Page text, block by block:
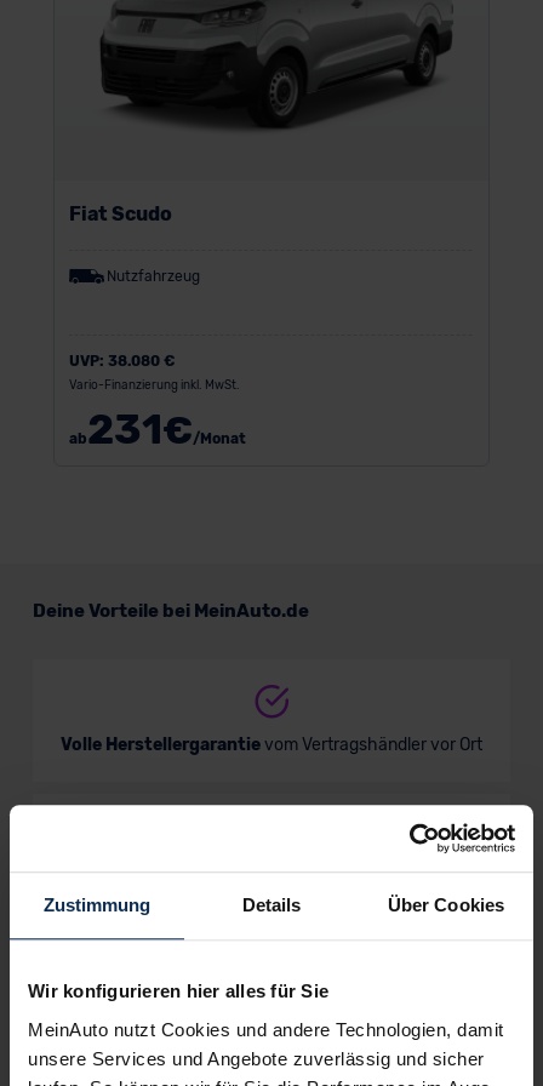
Zustimmung Details Über Cookies
Wir konfigurieren hier alles für Sie
MeinAuto nutzt Cookies und andere Technologien, damit
unsere Services und Angebote zuverlässig und sicher
Fiat Scudo
Nutzfahrzeug
UVP: 38.080 €
Vario-Finanzierung inkl. MwSt.
ab231€/Monat
Deine Vorteile bei MeinAuto.de
Volle Herstellergarantievom Vertragshändler vor Ort
Nur deutsche Neuwagen,keine EU-Reimporte